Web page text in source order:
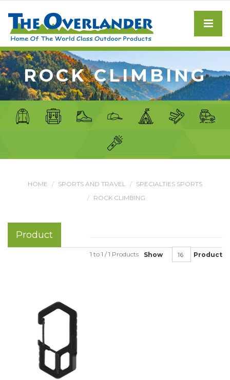
ROCK CLIMBING
HOME SPORTS AND TRAVEL
SPECIALTIES SPORTS
ROCK CLIMBING
Product
Show Product
1 to 1 / 1 Products